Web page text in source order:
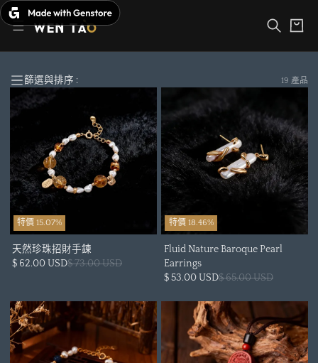
跳
至
容
物
篩選與排序 : 19 產品
特價 15.07%
天然珍珠招財手鍊
$ 62.00 USD$ 73.00 USD
特價 18.46%
Fluid Nature Baroque Pearl
Earrings
$ 53.00 USD$ 65.00 USD